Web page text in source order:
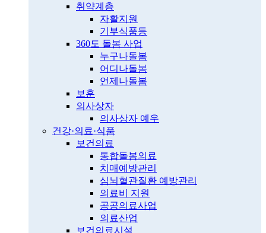
취약계층
자활지원
기부식품등
360도 돌봄 사업
누구나돌봄
어디나돌봄
언제나돌봄
보훈
의사상자
의사상자 예우
건강·의료·식품
보건의료
통합돌봄의료
치매예방관리
심뇌혈관질환 예방관리
의료비 지원
공공의료사업
의료산업
보건의료시설